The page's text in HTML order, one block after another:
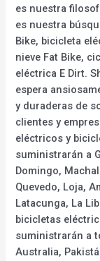
es nuestra
es nuestra
Bike, bicicleta
nieve Fat Bike,
eléctrica E Dirt.
espera
y duraderas de
clientes y
eléctricos y
suministrarán a
Domingo,
Quevedo, Loja,
Latacunga, La
bicicletas
suministrarán a
Australia,